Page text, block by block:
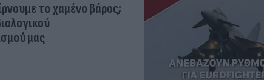
το χαμένο βάρος;
μας